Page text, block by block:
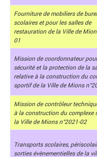
Fourniture de mobiliers de
scolaires et pour les salles de
restauration de la Ville de
01
Mission de coordonnateur
sécurité et la protection de la
relative à la construction du
sportif de la Ville de Mions
Mission de contrôleur
à la construction du complexe
la Ville de Mions n°2021-02
Transports scolaires,
sorties évènementielles de la